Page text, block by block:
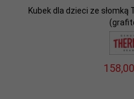
Kubek dla dzieci ze słomką
158,00